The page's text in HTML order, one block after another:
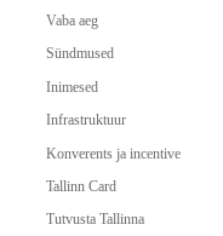
Vaba aeg
Sündmused
Inimesed
Infrastruktuur
Konverents ja incentive
Tallinn Card
Tutvusta Tallinna